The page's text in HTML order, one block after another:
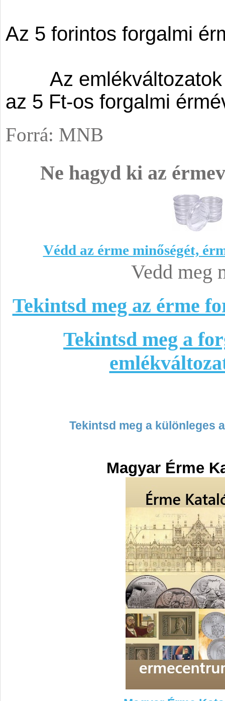
Az 5 forintos forgalmi
az 5 Ft-os forgalmi
Forrá: MNB
Ne hagyd ki az
Védd az érme minőségét,
Vedd meg
Tekintsd meg az érme
Tekintsd meg a
Tekintsd meg a különleges
Magyar Érme